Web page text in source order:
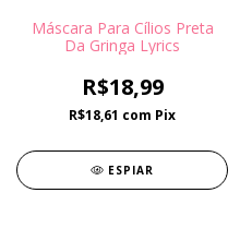
Máscara Para Cílios Preta
Da Gringa Lyrics
R$18,99
R$18,61 com Pix
ESPIAR